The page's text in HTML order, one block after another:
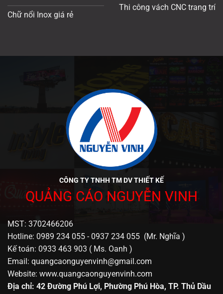
Chữ nổi Inox giá rẻ
Thi công vách CNC trang trí
CÔNG TY TNHH TM DV THIẾT KẾ
QUẢNG CÁO NGUYỄN VINH
MST: 3702466206
Hotline: 0989 234 055 - 0937 234 055 (Mr. Nghĩa )
Kế toán: 0933 463 903 ( Ms. Oanh )
Email: quangcaonguyenvinh@gmail.com
Website: www.quangcaonguyenvinh.com
Địa chỉ: 42 Đường Phú Lợi, Phường Phú Hòa, TP. Thủ Dầu